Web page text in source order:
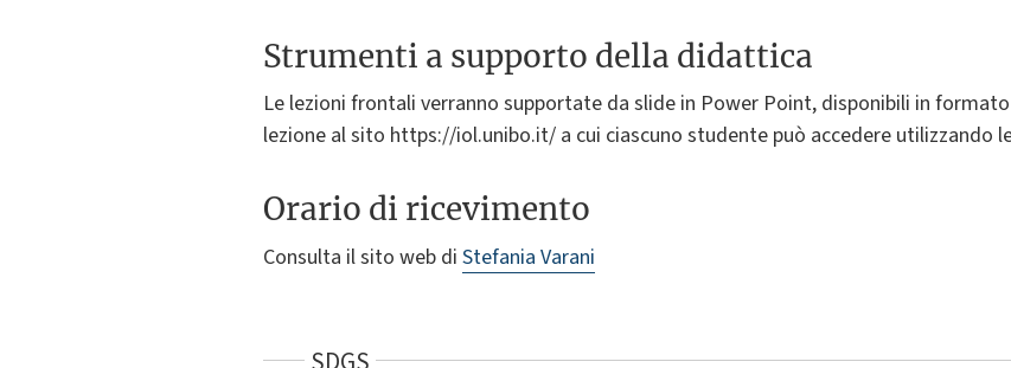
Strumenti a supporto della didattica
Le lezioni frontali verranno supportate da slide in Power Point, disponibili in
lezione al sito https://iol.unibo.it/ a cui ciascuno studente può accedere utilizzando
Orario di ricevimento
Consulta il sito web di Stefania Varani